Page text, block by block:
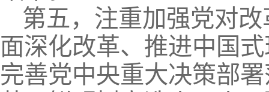
第五，注重加强党对
面深化改革、推进中国
完善党中央重大决策部